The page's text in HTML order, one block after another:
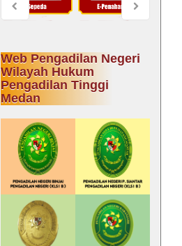
Web Pengadilan Negeri
Wilayah Hukum
Pengadilan Tinggi
Medan